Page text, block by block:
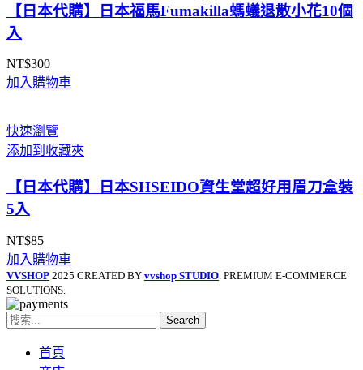
【日本代購】日本福馬Fumakilla螞蟻退散小花10個
入
NT$300
加入購物車
快速瀏覽
添加到收藏夾
【日本代購】日本SHSEIDO資生堂超好用眉刀盒裝
5入
NT$85
加入購物車
VVSHOP 2025 CREATED BY vvshop STUDIO . PREMIUM E-COMMERCE
SOLUTIONS.
Search
首頁